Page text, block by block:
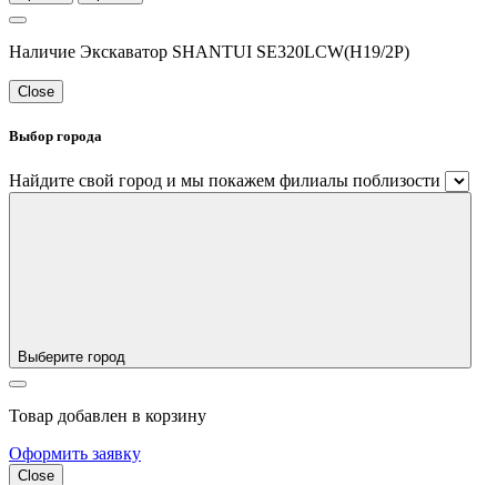
Наличие Экскаватор SHANTUI SE320LCW(H19/2P)
Close
Выбор города
Найдите свой город и мы покажем филиалы поблизости
Выберите город
Товар добавлен в корзину
Оформить заявку
Close